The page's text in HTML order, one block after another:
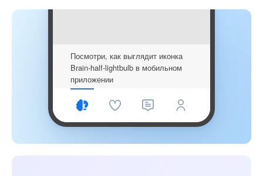
Посмотри, как выглядит иконка
Brain-half-lightbulb в мобильном
приложении